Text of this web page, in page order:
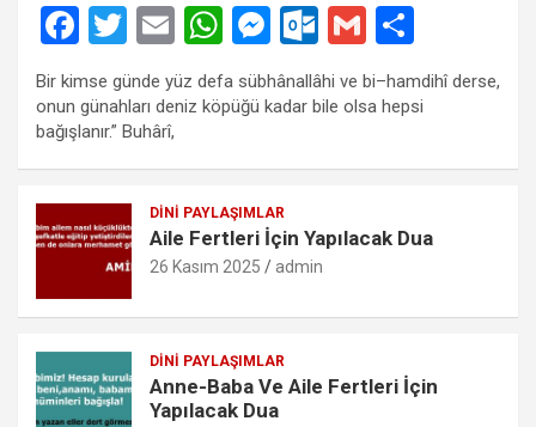
F
ce
b
o
o
k
T
wi
tt
er
E
m
ail
W
h
at
A
p
p
M
es
se
g
er
O
ut
lo
k.
o
G
m
ail
h
ar
Bir kimse günde yüz defa sübhânallâhi ve bi–hamdihî derse,
onun günahları deniz köpüğü kadar bile olsa hepsi
bağışlanır.” Buhârî,
DINI PAYLAŞIMLAR
Aile Fertleri İçin Yapılacak Dua
26 Kasım 2025 admin
DINI PAYLAŞIMLAR
Anne-Baba Ve Aile Fertleri İçin
Yapılacak Dua